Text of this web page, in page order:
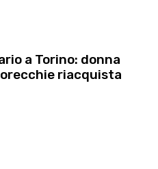
a Torino: donna
riacquista